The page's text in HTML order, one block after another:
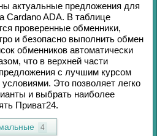
актуальные предложения для
Cardano ADA. В таблице
проверенные обменники,
и безопасно выполнить обмен
обменников автоматически
что в верхней части
с лучшим курсом
Это позволяет легко
и выбрать наиболее
Приват24.
4